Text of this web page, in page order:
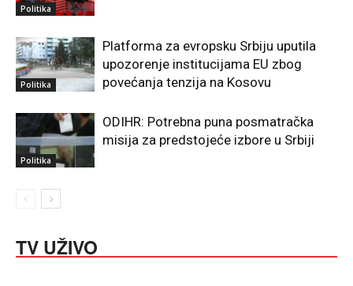
Politika
Politika
Platforma za evropsku Srbiju uputila
upozorenje institucijama EU zbog
povećanja tenzija na Kosovu
Politika
ODIHR: Potrebna puna posmatračka
misija za predstojeće izbore u Srbiji
TV UŽIVO